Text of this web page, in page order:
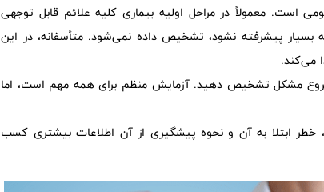
است. معمولاً در مراحل اولیه بیماری کلیه علائم قابل توجهی
که بسیار پیشرفته نشود، تشخیص داده نمی‌شود. متأسفانه، در این
می‌کند.
مشکل تشخیص دهید. آزمایش منظم برای همه مهم است، اما
کلیه، خطر ابتلا به آن و نحوه پیشگیری از آن اطلاعات بیشتری کسب